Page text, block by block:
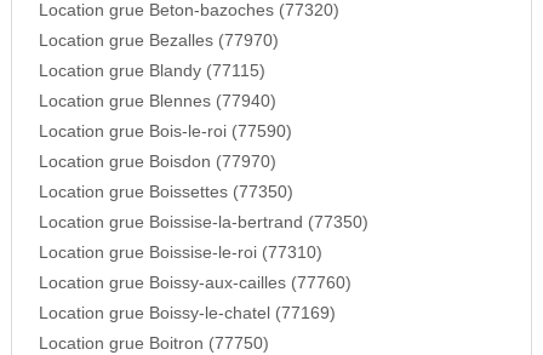
Location grue Beton-bazoches (77320)
Location grue Bezalles (77970)
Location grue Blandy (77115)
Location grue Blennes (77940)
Location grue Bois-le-roi (77590)
Location grue Boisdon (77970)
Location grue Boissettes (77350)
Location grue Boissise-la-bertrand (77350)
Location grue Boissise-le-roi (77310)
Location grue Boissy-aux-cailles (77760)
Location grue Boissy-le-chatel (77169)
Location grue Boitron (77750)